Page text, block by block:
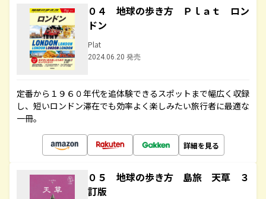
０４ 地球の歩き方 Ｐｌａｔ ロン
ドン
Plat
2024.06.20 発売
定番から１９６０年代を追体験できるスポットまで幅広く収録
し、短いロンドン滞在でも効率よく楽しみたい旅行者に最適な
一冊。
詳細を見る
０５ 地球の歩き方 島旅 天草 ３
訂版